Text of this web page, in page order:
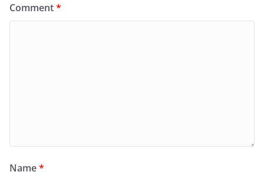
Comment*
Name*